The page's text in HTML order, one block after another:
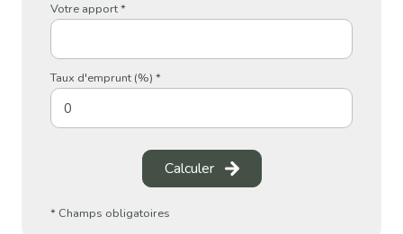
Votre apport *
Taux d'emprunt (%) *
Calculer
* Champs obligatoires